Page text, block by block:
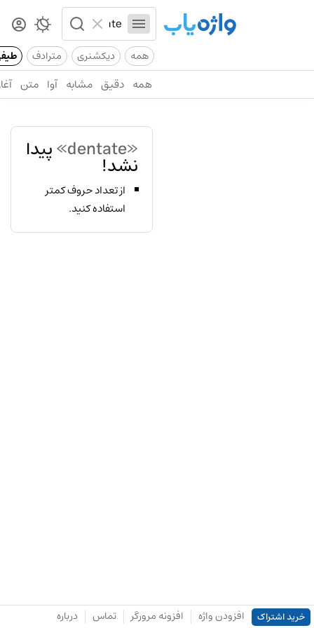
همه دیکشنری مترادف
همه دقیق مشابه آوا متن
«dentate» پیدا
نشد!
از تعداد حروف کمتر
استفاده کنید.
خرید اشتراک افزودن واژه افزونه مرورگر تماس درباره